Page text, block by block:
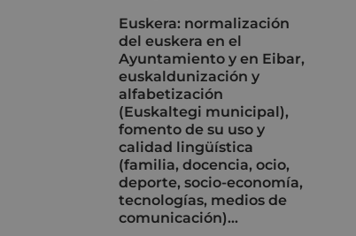
Euskera: normalización
del euskera en el
Ayuntamiento y en Eibar,
euskaldunización y
alfabetización
(Euskaltegi municipal),
fomento de su uso y
calidad lingüística
(familia, docencia, ocio,
deporte, socio-economía,
tecnologías, medios de
comunicación)...